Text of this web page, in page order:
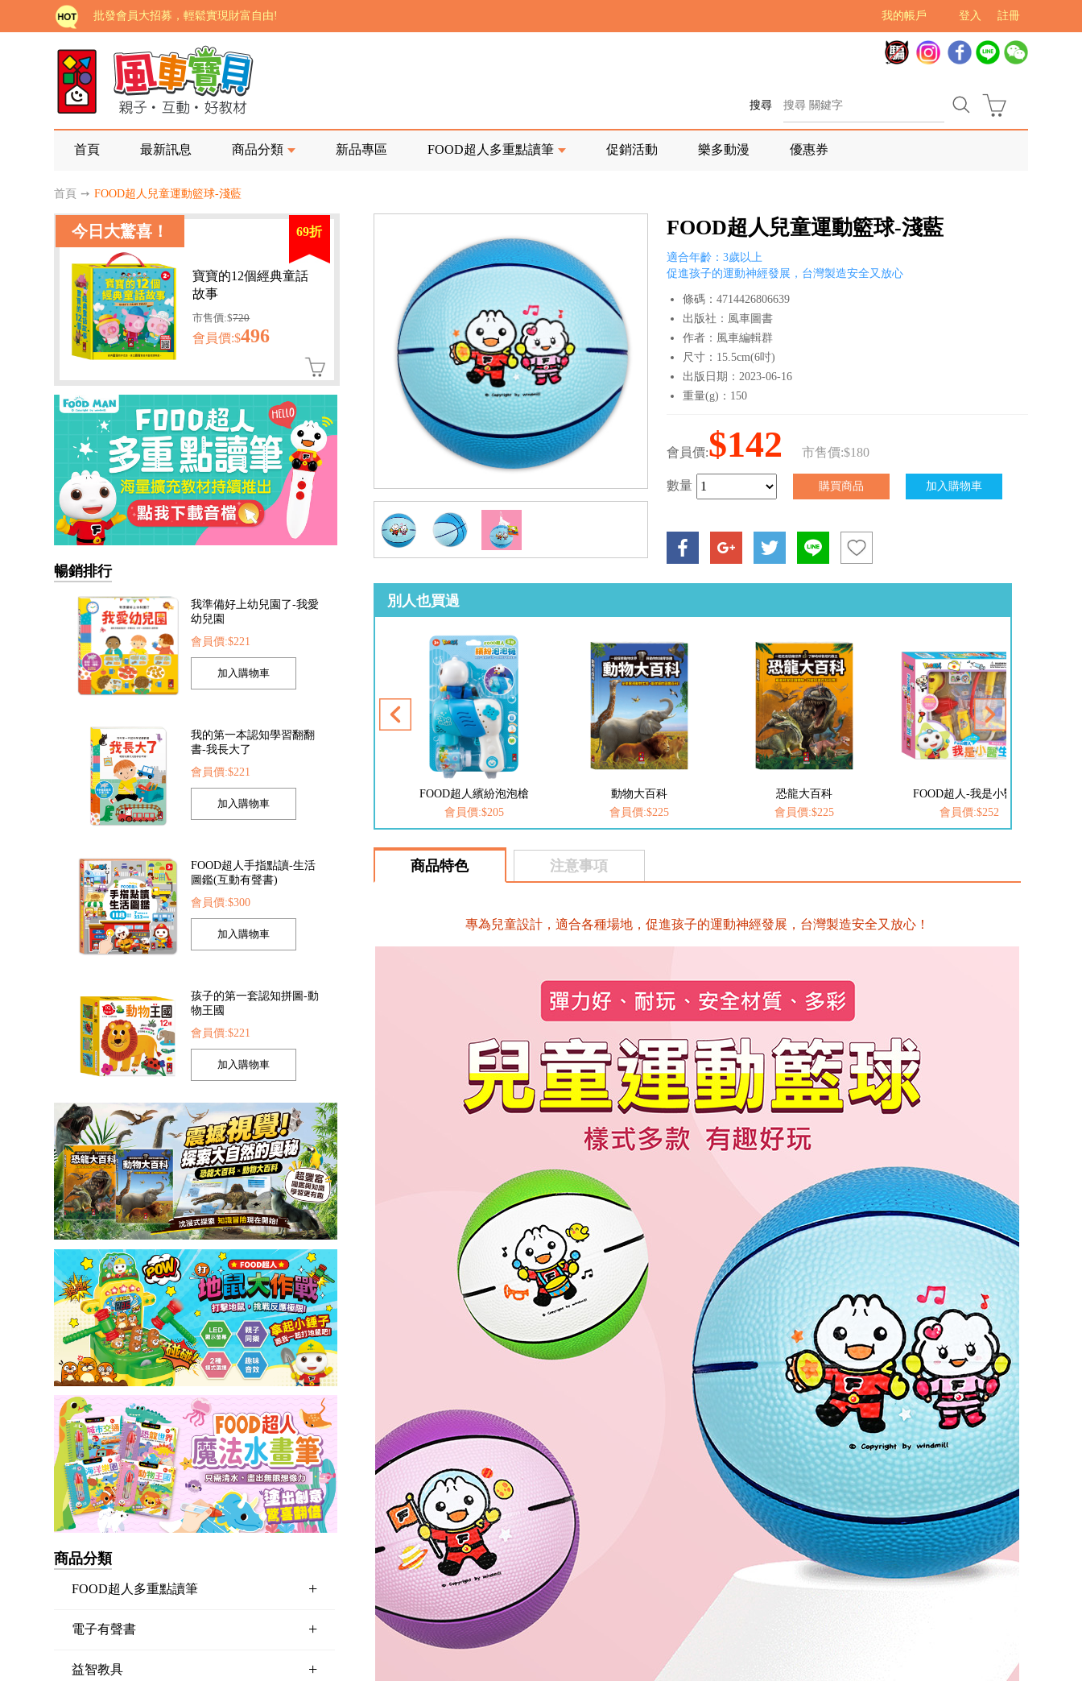
註冊
登入
我的帳戶
批發會員大招募，輕鬆實現財富自由!
如需更改或重開發票 需在訂單成立三天內通知客服 寄回發票需附上回郵郵票
老師您好!!幼教會員火熱招募中~
海外購物免煩惱！點我查看『海外購物流程說明』
家長樂了!「風車書版集團暨FOOD超人企業總部」目前正興建中!
老師您好!!幼教會員火熱招募中~
海外購物免煩惱！點我查看『海外購物流程說明』
搜尋
首頁 最新訊息 商品分類 新品專區 FOOD超人多重點讀筆 促銷活動 樂多動漫 優惠券
首頁 ➙ FOOD超人兒童運動籃球-淺藍
今日大驚喜！ 69折
寶寶的12個經典童話
故事
市售價:$720
會員價:$496
暢銷排行
我準備好上幼兒園了-我愛
幼兒園
會員價:$221
我的第一本認知學習翻翻
書-我長大了
會員價:$221
FOOD超人手指點讀-生活
圖鑑(互動有聲書)
會員價:$300
孩子的第一套認知拼圖-動
物王國
會員價:$221
商品分類
FOOD超人多重點讀筆 +
電子有聲書 +
益智教具 +
FOOD超人兒童運動籃球-淺藍
適合年齡：3歲以上
促進孩子的運動神經發展，台灣製造安全又放心
條碼：4714426806639
出版社：風車圖書
作者：風車編輯群
尺寸：15.5cm(6吋)
出版日期：2023-06-16
重量(g)：150
會員價:$142 市售價:$180
數量
別人也買過
FOOD超人夢幻泡泡槍
會員價:$205
動物大百科
會員價:$225
恐龍大百科
會員價:$225
FOOD超人-我是小醫生
會員價:$252
愛思考的小小孩(全套8冊)
會員價:$537
商品特色 注意事項
專為兒童設計，適合各種場地，促進孩子的運動神經發展，台灣製造安全又放心！